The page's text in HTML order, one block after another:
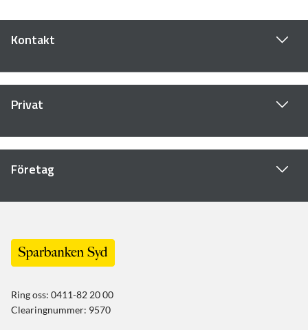
Kontakt
Privat
Företag
Ring oss: 0411-82 20 00
Clearingnummer: 9570